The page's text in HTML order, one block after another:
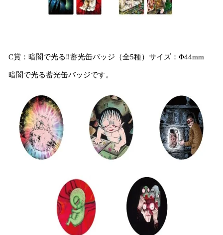
C賞：暗闇で光る‼蓄光缶バッジ（全5種）サイズ：Φ44mm
暗闇で光る蓄光缶バッジです。